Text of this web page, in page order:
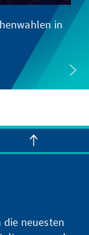
in
die neuesten